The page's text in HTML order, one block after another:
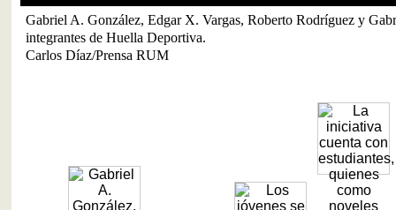
Gabriel A. González, Edgar X. Vargas, Roberto Rodríguez y
integrantes de Huella Deportiva.
Carlos Díaz/Prensa RUM